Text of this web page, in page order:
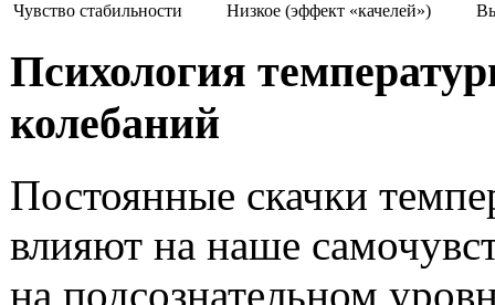
Чувство стабильности
Низкое (эффект «качелей»)
Психология
колебаний
Постоянные скачки
влияют на наше
на подсознательном